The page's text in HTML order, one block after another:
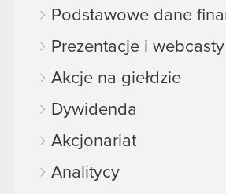
Podstawowe dane
Prezentacje i webcasty
Akcje na giełdzie
Dywidenda
Akcjonariat
Analitycy